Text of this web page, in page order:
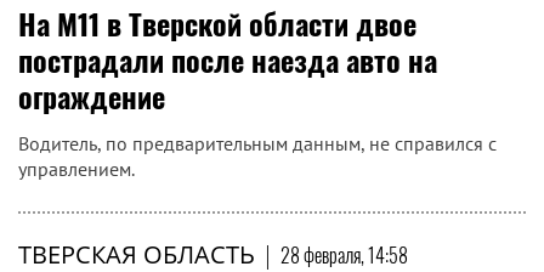
На М11 в Тверской области двое
пострадали после наезда авто на
ограждение
Водитель, по предварительным данным, не справился с
управлением.
ТВЕРСКАЯ ОБЛАСТЬ | 28 февраля, 14:58